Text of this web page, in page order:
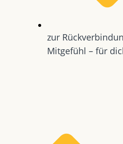
zur
Mitgefühl – für